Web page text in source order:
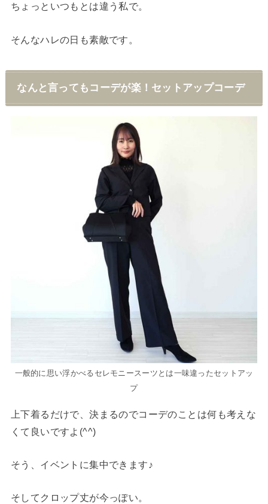
ちょっといつもとは違う私で。
そんなハレの日も素敵です。
なんと言ってもコーデが楽！セットアップコーデ
一般的に思い浮かべるセレモニースーツとは一味違ったセットアッ
プ
上下着るだけで、決まるのでコーデのことは何も考えな
くて良いですよ(^^)
そう、イベントに集中できます♪
そしてクロップ丈が今っぽい。